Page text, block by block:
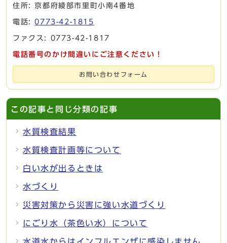
住所: 京都府綾部市里町小南4番地
電話:0773-42-1815
ファクス: 0773-42-1817
電話番号のかけ間違いにご注意ください！
お問い合わせフォーム
この記事と同じ分類の記事
水質検査結果
水質検査計画等について
白い水が出るときは
水づくり
災害対策から災害に強い水道づくり
にごり水（茶色い水）について